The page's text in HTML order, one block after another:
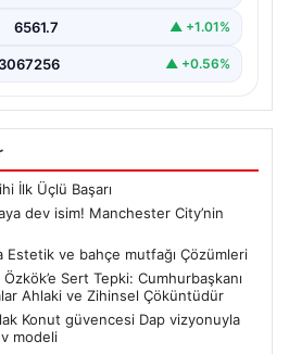
6561.7 ▲ +1.01%
3067256 ▲ +0.56%
İlk Üçlü Başarı
dev isim! Manchester City’nin
Estetik ve bahçe mutfağı Çözümleri
Sert Tepki: Cumhurbaşkanı
Ahlaki ve Zihinsel Çöküntüdür
Konut güvencesi Dap vizyonuyla
modeli